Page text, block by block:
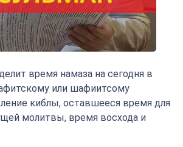
время намаза на сегодня в
или шафиитсому
киблы, оставшееся время для
молитвы, время восхода и